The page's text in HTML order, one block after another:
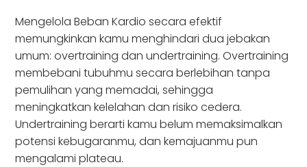
Mengelola Beban Kardio secara efektif
memungkinkan kamu menghindari dua jebakan
umum: overtraining dan undertraining. Overtraining
membebani tubuhmu secara berlebihan tanpa
pemulihan yang memadai, sehingga
meningkatkan kelelahan dan risiko cedera.
Undertraining berarti kamu belum memaksimalkan
potensi kebugaranmu, dan kemajuanmu pun
mengalami plateau.